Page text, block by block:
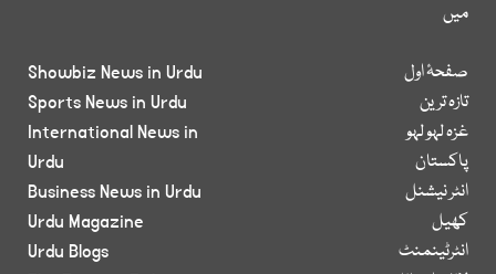
میں
صفحۂ اول
تازہ ترین
غزہ لہو لہو
پاکستان
انٹر نیشنل
کھیل
انٹرٹینمنٹ
Showbiz News in Urdu
Sports News in Urdu
International News in
Urdu
Business News in Urdu
Urdu Magazine
Urdu Blogs